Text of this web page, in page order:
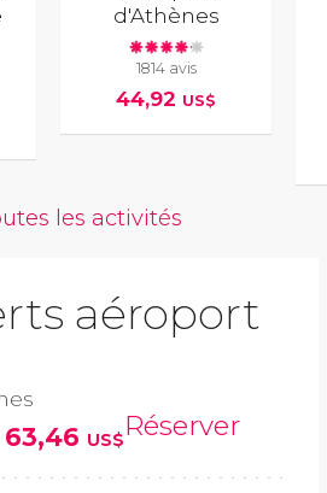
d'Athènes
1814 avis
44,92 US$
les activités
aéroport
63,46 US$Réserver